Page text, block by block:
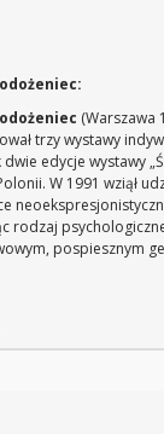
(Warszawa
trzy wystawy
dwie edycje wystawy
W 1991 wziął
rodzaj
pospiesznym